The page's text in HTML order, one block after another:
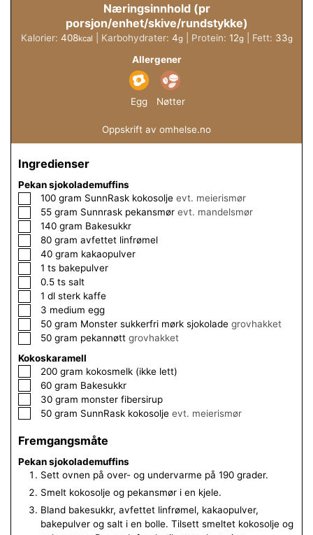
Næringsinnhold (pr
porsjon/enhet/skive/rundstykke)
Kalorier: 408kcal Karbohydrater: 4g Protein: 12g Fett: 33g
Allergener
Egg Nøtter
Oppskrift av omhelse.no
Ingredienser
Pekan sjokolademuffins
▢
100 gram SunnRask kokosolje evt. meierismør
▢55 gram Sunnrask pekansmør evt. mandelsmør
▢
140 gram Bakesukkr
▢
80 gram avfettet linfrømel
▢
40 gram kakaopulver
▢
1 ts bakepulver
▢
0.5 ts salt
▢
1 dl sterk kaffe
▢3 medium egg
▢50 gram Monster sukkerfri mørk sjokolade grovhakket
▢50 gram pekannøtt grovhakket
Kokoskaramell
▢200 gram kokosmelk (ikke lett)
▢
60 gram Bakesukkr
▢30 gram monster fibersirup
▢50 gram SunnRask kokosolje evt. meierismør
Fremgangsmåte
Pekan sjokolademuffins
Sett ovnen på over- og undervarme på 190 grader.
Smelt kokosolje og pekansmør i en kjele.
Bland bakesukkr, avfettet linfrømel, kakaopulver,
bakepulver og salt i en bolle. Tilsett smeltet kokosolje og